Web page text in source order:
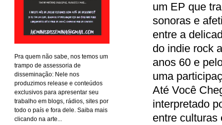
um EP que
sonoras e
entre a
do indie rock
anos 60 e
uma
Até Você
interpretado
entre culturas
Pra quem não sabe, nos temos um
trampo de assessoria de
disseminação: Nele nos
produzimos release e conteúdos
exclusivos para apresentar seu
trabalho em blogs, rádios, sites por
todo o país e fora dele. Saiba mais
clicando na arte...